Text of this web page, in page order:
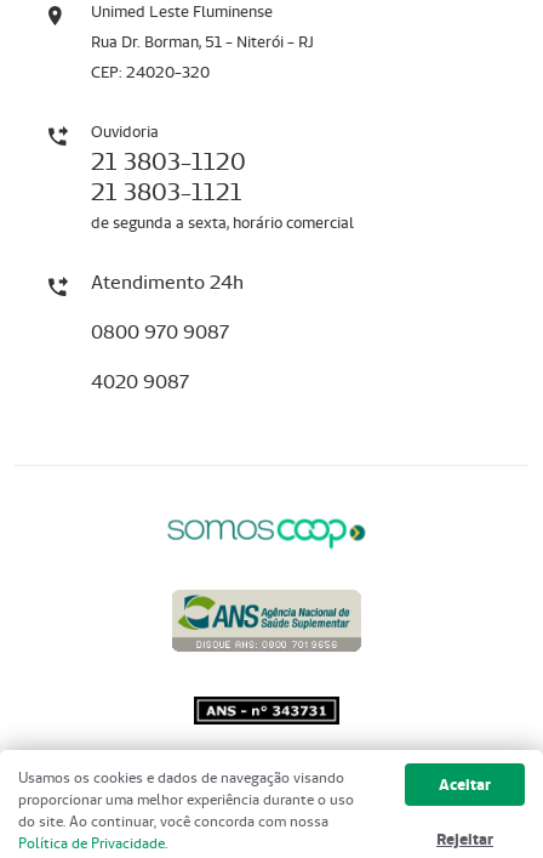
Unimed Leste Fluminense
Rua Dr. Borman, 51 - Niterói - RJ
CEP: 24020-320
Ouvidoria
21 3803-1120
21 3803-1121
de segunda a sexta, horário comercial
Atendimento 24h
0800 970 9087
4020 9087
Copyright 2001 - 2026 Unimed do
Brasil - Todos os direitos reservados
Usamos os cookies e dados de navegação visando
proporcionar uma melhor experiência durante o uso
do site. Ao continuar, você concorda com nossa
Política de Privacidade.
Aceitar
Rejeitar